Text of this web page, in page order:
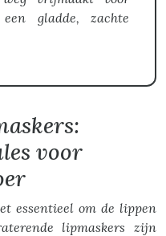
gladde, zachte
voor
essentieel om de lippen
lipmaskers zijn